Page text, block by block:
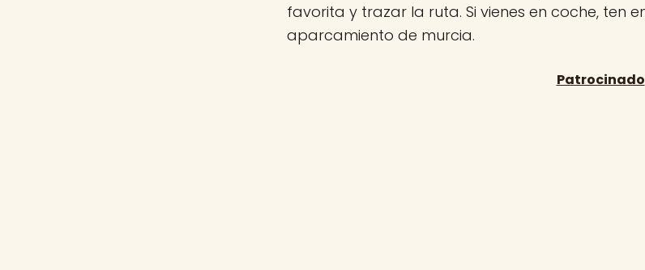
favorita y trazar la ruta. Si vienes en coche, ten
aparcamiento de murcia.